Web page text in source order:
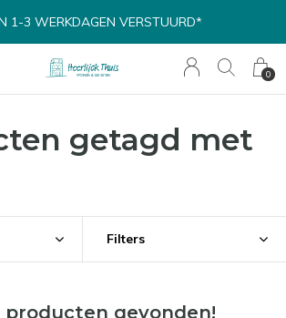
0
1-3 WERKDAGEN VERSTUURD*
getagd met
Filters
producten gevonden!